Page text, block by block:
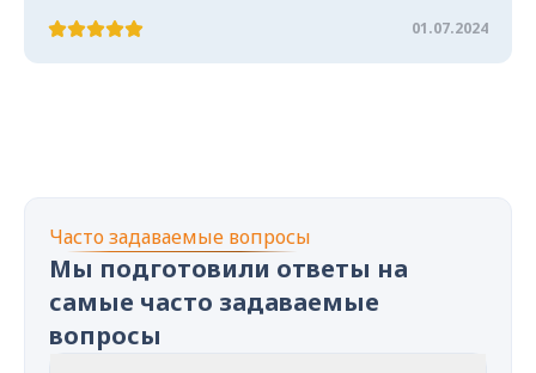
01.07.2024
Часто задаваемые вопросы
Мы подготовили ответы на
самые часто задаваемые
вопросы